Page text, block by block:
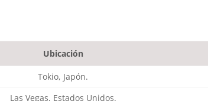
Ubicación
Tokio, Japón.
Las Vegas, Estados Unidos.